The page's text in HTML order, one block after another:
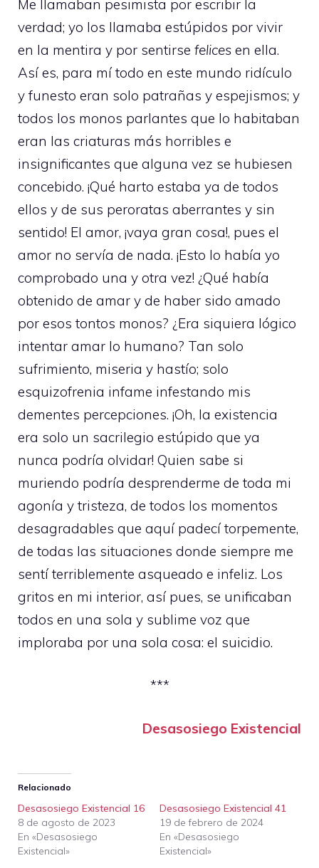
Me llamaban pesimista por escribir la
verdad; yo los llamaba estúpidos por vivir
en la mentira y por sentirse felices en ella.
Así es, para mí todo en este mundo ridículo
y funesto eran solo patrañas y espejismos; y
todos los monos parlantes que lo habitaban
eran las criaturas más horribles e
insignificantes que alguna vez se hubiesen
concebido. ¡Qué harto estaba ya de todos
ellos y de sus peroratas aberrantes y sin
sentido! El amor, ¡vaya gran cosa!, pues el
amor no servía de nada. ¡Esto lo había yo
comprobado una y otra vez! ¿Qué había
obtenido de amar y de haber sido amado
por esos tontos monos? ¿Era siquiera lógico
intentar amar lo humano? Tan solo
sufrimiento, miseria y hastío; solo
esquizofrenia infame infestando mis
dementes percepciones. ¡Oh, la existencia
era solo un sacrilegio estúpido que ya
nunca podría olvidar! Quien sabe si
muriendo podría desprenderme de toda mi
agonía y tristeza, de todos los momentos
desagradables que aquí padecí torpemente,
de todas las situaciones donde siempre me
sentí terriblemente asqueado e infeliz. Los
gritos en mi interior, así pues, se unificaban
todos en una sola y sublime voz que
imploraba por una sola cosa: el suicidio.
***
Desasosiego Existencial
Relacionado
Desasosiego Existencial 16
8 de agosto de 2023
En «Desasosiego
Existencial»
Desasosiego Existencial 41
19 de febrero de 2024
En «Desasosiego
Existencial»